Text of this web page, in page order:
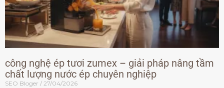
công nghệ ép tươi zumex – giải pháp nâng tầm
chất lượng nước ép chuyên nghiệp
SEO Bloger 27/04/2026